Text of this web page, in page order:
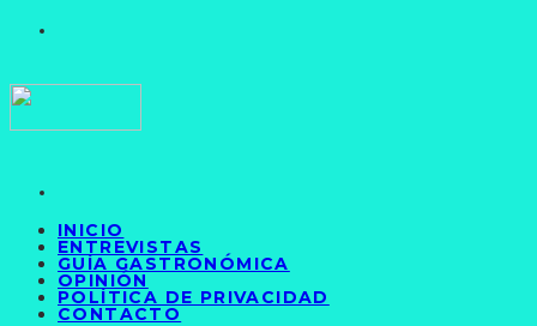
INICIO
ENTREVISTAS
GUÍA GASTRONÓMICA
OPINIÓN
POLÍTICA DE PRIVACIDAD
CONTACTO